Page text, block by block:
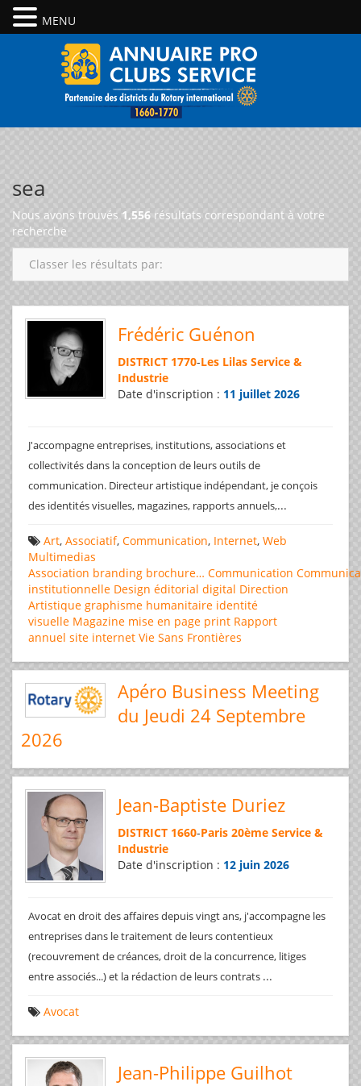
sea
Nous avons trouvés 1,556 résultats correspondant à votre
recherche
Classer les résultats par:
Frédéric Guénon
DISTRICT 1770-Les Lilas Service &
Industrie
Date d'inscription : 11 juillet 2026
J'accompagne entreprises, institutions, associations et
collectivités dans la conception de leurs outils de
communication. Directeur artistique indépendant, je conçois
des identités visuelles, magazines, rapports annuels,...
Art, Associatif, Communication, Internet, Web
Multimedias
Association branding brochure… Communication
institutionnelle Design éditorial digital Direction
Artistique graphisme humanitaire identité
visuelle Magazine mise en page print Rapport
annuel site internet Vie Sans Frontières
Apéro Business Meeting
du Jeudi 24 Septembre
2026
Jean-Baptiste Duriez
DISTRICT 1660-Paris 20ème Service &
Industrie
Date d'inscription : 12 juin 2026
Avocat en droit des affaires depuis vingt ans, j'accompagne les
entreprises dans le traitement de leurs contentieux
(recouvrement de créances, droit de la concurrence, litiges
entre associés...) et la rédaction de leurs contrats ...
Avocat
Jean-Philippe Guilhot
MENU